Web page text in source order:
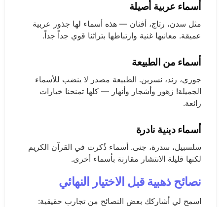
أسماء عربية أصيلة
مثل سدن، رتاج، أفنان — هذه أسماء لها جذور عربية
عميقة. معانيها غنية وارتباطها بتراثنا قوي جداً جداً.
أسماء من الطبيعة
جوري، رند، نسرين. الطبيعة مصدر لا ينضب للأسماء
الجميلة! زهور وأشجار وأنهار — كلها تمنحنا خيارات
رائعة.
أسماء دينية نادرة
سلسبيل، سدرة، جنى. أسماء ذُكرت في القرآن الكريم
لكنها قليلة الانتشار مقارنة بأسماء أخرى.
نصائح ذهبية قبل الاختيار النهائي
اسمح لي أشاركك بعض النصائح من تجارب حقيقية: